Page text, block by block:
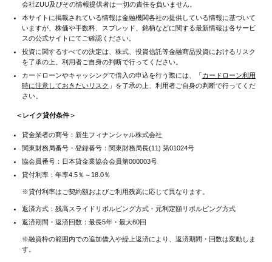
会社ZUU及びその情報提供者は一切の責任を負いません。
本サイトに掲載されている情報は金融機関各社の提供している情報に基づいて
いますが、株価や手数料、スプレッド、銘柄などに関する最新情報は各サービ
スの公式サイトにてご確認ください。
投資に関するすべての決定は、株式、投資信託等金融商品投資におけるリスク
を了承の上、利用者ご自身の判断で行ってください。
カードローンやキャッシングで借入の申込を行う際には、「カードローン利用
時に注意しておきたいリスク 」を了承の上、利用者ご自身の判断で行ってくだ
さい。
＜レイク貸付条件＞
貸金業者の商号：新生フィナンシャル株式会社
関東財務局番号・登録番号：関東財務局長(11) 第01024号
協会員番号：日本貸金業協会会員第000003号
貸付利率：年率4.5％～18.0％
※貸付利率はご契約額およびご利用残高に応じて異なります。
返済方式：残高スライドリボルビング方式・元利定額リボルビング方式
返済期間・返済回数：最長5年・最大60回
※融資枠の範囲内での追加借入や繰上返済により、返済期間・回数は変動しま
す。